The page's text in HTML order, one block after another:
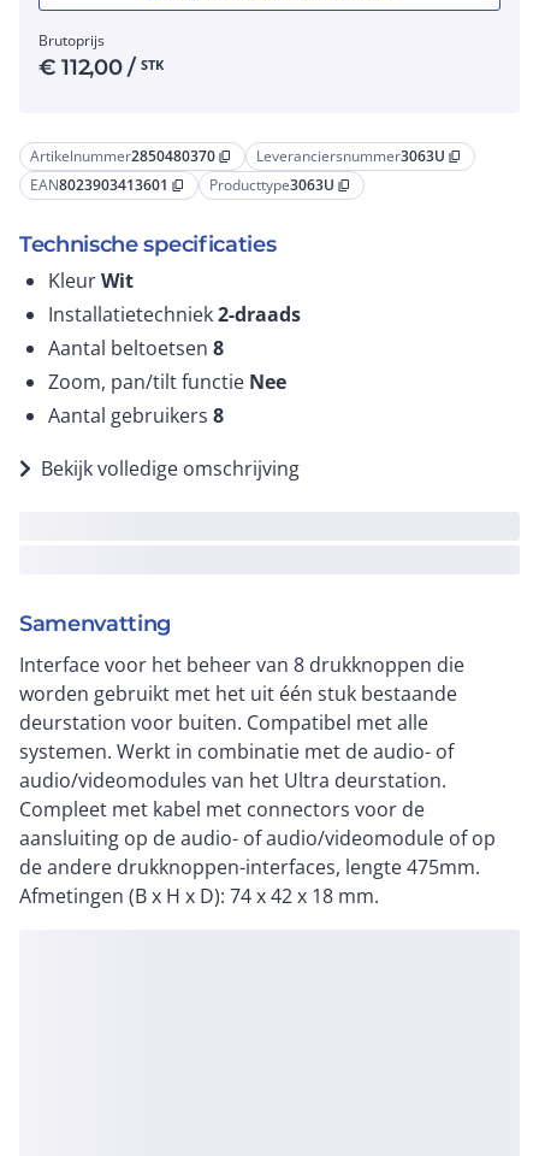
Artikelnummer2850480370 content_copy Leveranciersnummer3063U content_copy
EAN8023903413601 content_copy Producttype3063U content_copy
Technische specificaties
KleurWit
Installatietechniek2-draads
Aantal beltoetsen 8
Zoom, pan/tilt functie Nee
Aantal gebruikers 8
Bekijk volledige omschrijving
Samenvatting
Interface voor het beheer van 8 drukknoppen die
worden gebruikt met het uit één stuk bestaande
deurstation voor buiten. Compatibel met alle
systemen. Werkt in combinatie met de audio- of
audio/videomodules van het Ultra deurstation.
Compleet met kabel met connectors voor de
aansluiting op de audio- of audio/videomodule of op
de andere drukknoppen-interfaces, lengte 475mm.
Afmetingen (B x H x D): 74 x 42 x 18 mm.
Brutoprijs
€112,00/ STK